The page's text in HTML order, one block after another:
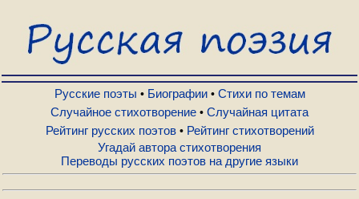
Русские поэты
Биографии
Стихи по темам
Случайное стихотворение
Русские поэты • Биографии• Стихи по темам
Случайное стихотворение • Случайная цитата
Рейтинг русских поэтов• Рейтинг стихотворений
Угадай автора стихотворения
Переводы русских поэтов на другие языки